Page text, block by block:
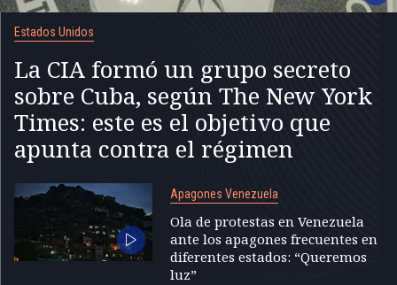
Estados Unidos
La CIA formó un grupo secreto
sobre Cuba, según The New York
Times: este es el objetivo que
apunta contra el régimen
Apagones Venezuela
Ola de protestas en Venezuela
ante los apagones frecuentes en
diferentes estados: “Queremos
luz”